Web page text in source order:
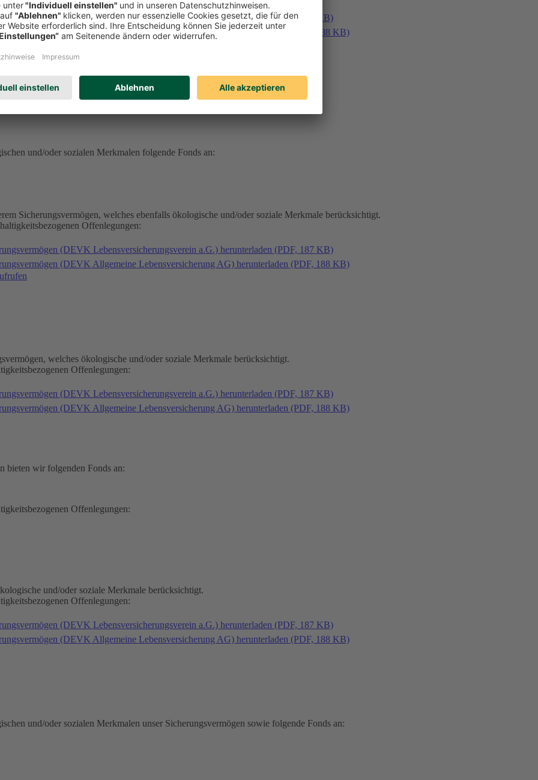
(DEVK Lebensversicherungsverein a.G.) herunterladen (PDF, 187 KB)
(DEVK Allgemeine Lebensversicherung AG) herunterladen (PDF, 188 KB)
aufrufen
und/oder sozialen Merkmalen folgende Fonds an:
Sicherungsvermögen, welches ebenfalls ökologische und/oder soziale Merkmale berücksichtigt.
Offenlegungen:
(DEVK Lebensversicherungsverein a.G.) herunterladen (PDF, 187 KB)
(DEVK Allgemeine Lebensversicherung AG) herunterladen (PDF, 188 KB)
welches ökologische und/oder soziale Merkmale berücksichtigt.
Offenlegungen:
(DEVK Lebensversicherungsverein a.G.) herunterladen (PDF, 187 KB)
(DEVK Allgemeine Lebensversicherung AG) herunterladen (PDF, 188 KB)
bieten wir folgenden Fonds an:
Offenlegungen:
und/oder soziale Merkmale berücksichtigt.
Offenlegungen:
(DEVK Lebensversicherungsverein a.G.) herunterladen (PDF, 187 KB)
(DEVK Allgemeine Lebensversicherung AG) herunterladen (PDF, 188 KB)
und/oder sozialen Merkmalen unser Sicherungsvermögen sowie folgende Fonds an: